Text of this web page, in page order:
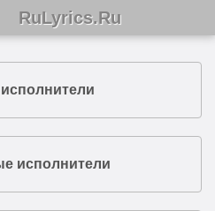
RuLyrics.Ru
исполнители
исполнители